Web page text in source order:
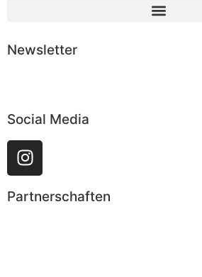
Newsletter
Social Media
Partnerschaften